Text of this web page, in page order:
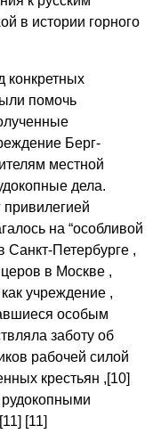
в истории горного
конкретных
помочь
Берг-
местной
дела.
на “особливой
Санкт-Петербурге ,
в Москве ,
учреждение ,
особым
заботу об
рабочей силой
крестьян ,[10]
[11]